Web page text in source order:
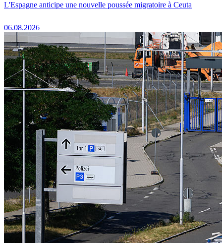
L'Espagne anticipe une nouvelle poussée migratoire à Ceuta
06.08.2026